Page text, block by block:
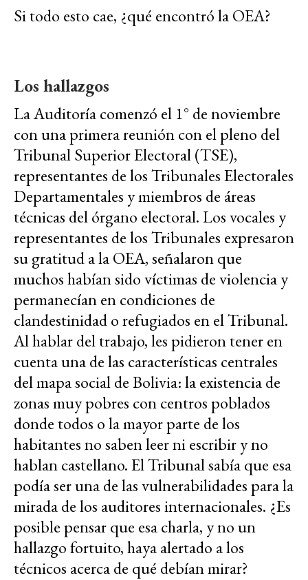
Si todo esto cae, ¿qué encontró la OEA?
Los hallazgos
La Auditoría comenzó el 1° de noviembre
con una primera reunión con el pleno del
Tribunal Superior Electoral (TSE),
representantes de los Tribunales Electorales
Departamentales y miembros de áreas
técnicas del órgano electoral. Los vocales y
representantes de los Tribunales expresaron
su gratitud a la OEA, señalaron que
muchos habían sido víctimas de violencia y
permanecían en condiciones de
clandestinidad o refugiados en el Tribunal.
Al hablar del trabajo, les pidieron tener en
cuenta una de las características centrales
del mapa social de Bolivia: la existencia de
zonas muy pobres con centros poblados
donde todos o la mayor parte de los
habitantes no saben leer ni escribir y no
hablan castellano. El Tribunal sabía que esa
podía ser una de las vulnerabilidades para la
mirada de los auditores internacionales. ¿Es
posible pensar que esa charla, y no un
hallazgo fortuito, haya alertado a los
técnicos acerca de qué debían mirar?